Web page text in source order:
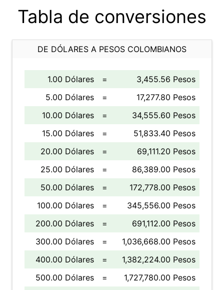
Tabla de conversiones
DE DÓLARES A PESOS COLOMBIANOS
1.00 Dólares =
3,455.56 Pesos
5.00 Dólares
=
17,277.80 Pesos
10.00 Dólares
=
34,555.60 Pesos
15.00 Dólares
=
51,833.40 Pesos
20.00 Dólares
=
69,111.20 Pesos
25.00 Dólares
=
86,389.00 Pesos
50.00 Dólares
=
172,778.00 Pesos
100.00 Dólares
=
345,556.00 Pesos
200.00 Dólares
=
691,112.00 Pesos
300.00 Dólares
=
1,036,668.00 Pesos
400.00 Dólares
=
1,382,224.00 Pesos
500.00 Dólares
=
1,727,780.00 Pesos